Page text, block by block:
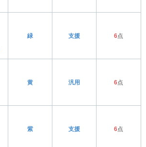
緑 支援 6点
黄 汎用 6点
紫 支援 6点